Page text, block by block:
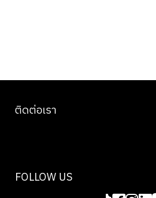
ร่วมมือ
ALMA –
Italian
Culinary
ติดต่อเรา
FOLLOW US